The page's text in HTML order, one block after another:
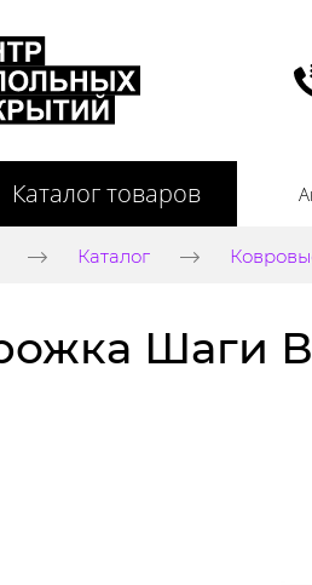
Каталог товаров
Каталог
Шаги